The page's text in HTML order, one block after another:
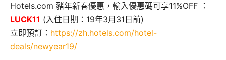
Hotels.com 豬年新春優惠，輸入優惠碼可享11%OFF ：
LUCK11 (入住日期：19年3月31日前)
立即預訂： https://zh.hotels.com/hotel-
deals/newyear19/